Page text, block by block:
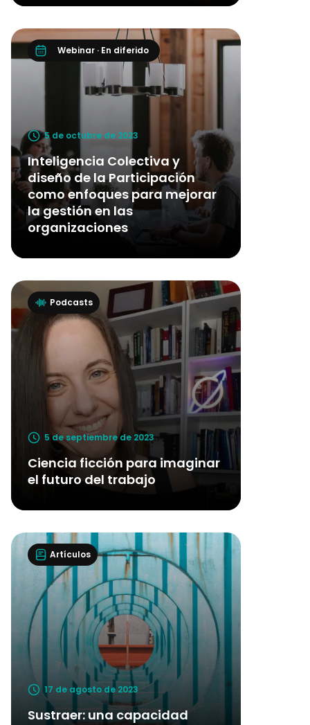
Webinar · En diferido
5 de octubre de 2023
Inteligencia Colectiva y
diseño de la Participación
como enfoques para mejorar
la gestión en las
organizaciones
Podcasts
5 de septiembre de 2023
Ciencia ficción para imaginar
el futuro del trabajo
Artículos
17 de agosto de 2023
Sustraer: una capacidad